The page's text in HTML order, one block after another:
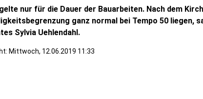
nur für die Dauer der Bauarbeiten. Nach dem
ganz normal bei Tempo 50 liegen,
Sylvia Uehlendahl.
Mittwoch, 12.06.2019 11:33